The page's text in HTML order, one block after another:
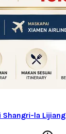
Shangri-la Lijiang